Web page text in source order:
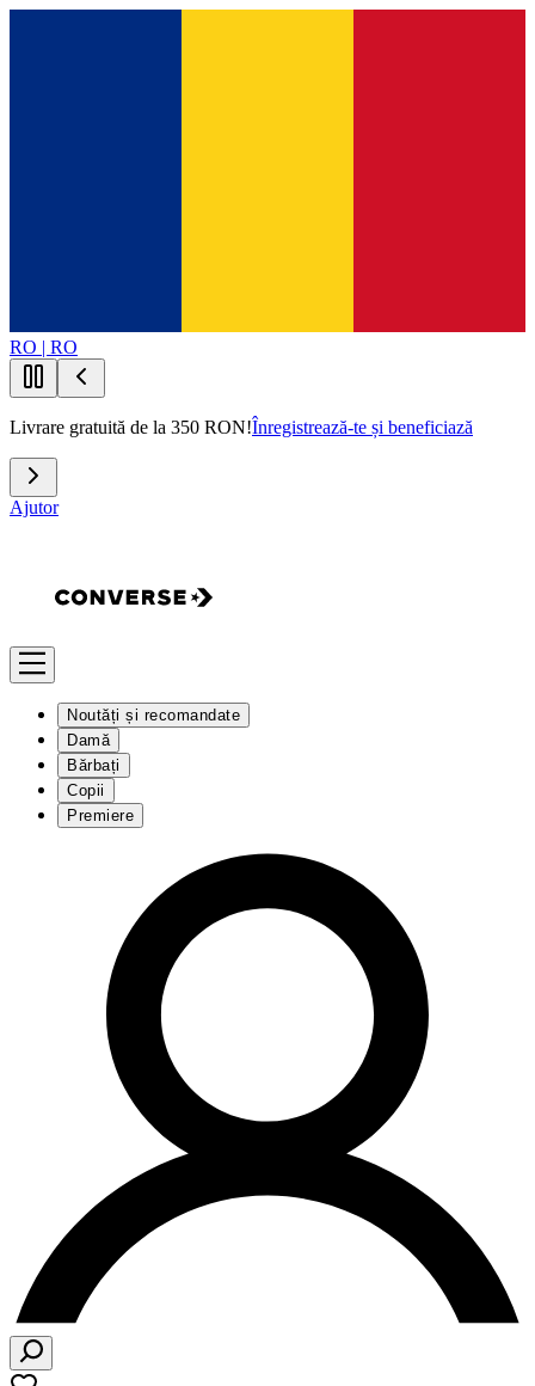
RO | RO
Livrare gratuită de la 350 RON!Înregistrează-te și beneficiază
Ajutor
Noutăți și recomandate
Damă
Bărbați
Copii
Premiere